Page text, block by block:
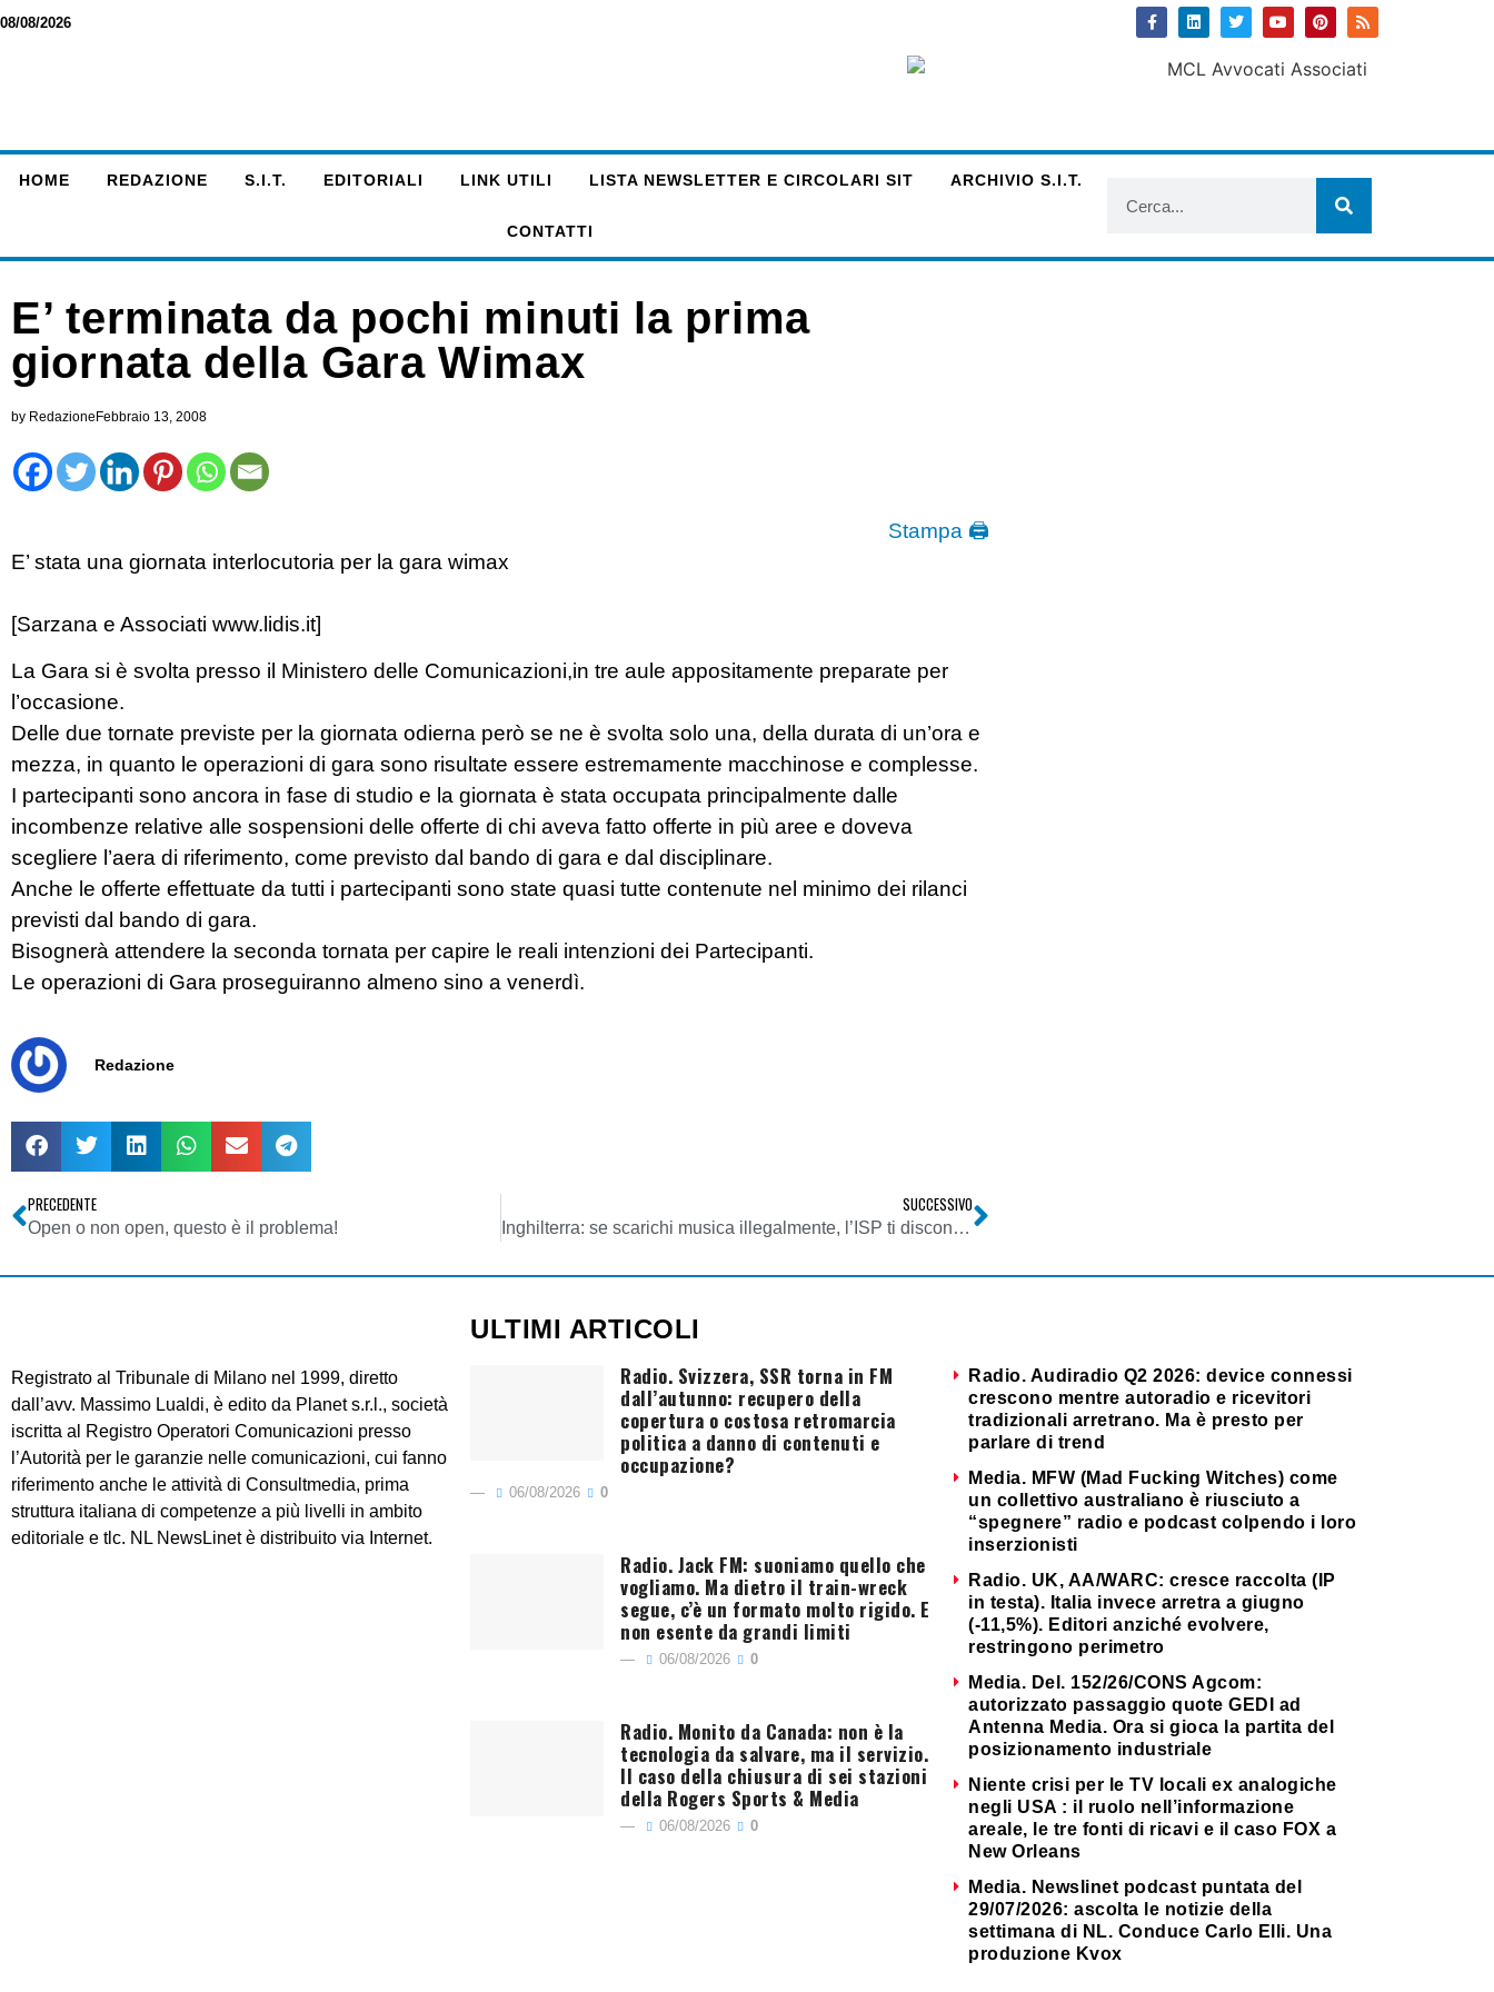
08/08/2026
HOME REDAZIONE S.I.T. EDITORIALI LINK UTILI LISTA NEWSLETTER E CIRCOLARI SIT ARCHIVIO S.I.T.
CONTATTI
E’ terminata da pochi minuti la prima
giornata della Gara Wimax
by Redazione Febbraio 13, 2008
Stampa 🖨
E’ stata una giornata interlocutoria per la gara wimax
[Sarzana e Associati www.lidis.it]
La Gara si è svolta presso il Ministero delle Comunicazioni,in tre aule appositamente preparate per
l’occasione.
Delle due tornate previste per la giornata odierna però se ne è svolta solo una, della durata di un’ora e
mezza, in quanto le operazioni di gara sono risultate essere estremamente macchinose e complesse.
I partecipanti sono ancora in fase di studio e la giornata è stata occupata principalmente dalle
incombenze relative alle sospensioni delle offerte di chi aveva fatto offerte in più aree e doveva
scegliere l’aera di riferimento, come previsto dal bando di gara e dal disciplinare.
Anche le offerte effettuate da tutti i partecipanti sono state quasi tutte contenute nel minimo dei rilanci
previsti dal bando di gara.
Bisognerà attendere la seconda tornata per capire le reali intenzioni dei Partecipanti.
Le operazioni di Gara proseguiranno almeno sino a venerdì.
Redazione
PRECEDENTE
Open o non open, questo è il problema!
SUCCESSIVO
Inghilterra: se scarichi musica illegalmente, l’ISP ti disconnette
Registrato al Tribunale di Milano nel 1999, diretto
dall’avv. Massimo Lualdi, è edito da Planet s.r.l., società
iscritta al Registro Operatori Comunicazioni presso
l’Autorità per le garanzie nelle comunicazioni, cui fanno
riferimento anche le attività di Consultmedia, prima
struttura italiana di competenze a più livelli in ambito
editoriale e tlc. NL NewsLinet è distribuito via Internet.
ULTIMI ARTICOLI
Radio. Svizzera, SSR torna in FM
dall’autunno: recupero della
copertura o costosa retromarcia
politica a danno di contenuti e
occupazione?
06/08/2026 0
Radio. Jack FM: suoniamo quello che
vogliamo. Ma dietro il train-wreck
segue, c’è un formato molto rigido. E
non esente da grandi limiti
06/08/2026 0
Radio. Monito da Canada: non è la
tecnologia da salvare, ma il servizio.
Il caso della chiusura di sei stazioni
della Rogers Sports & Media
06/08/2026 0
Radio. Audiradio Q2 2026: device connessi
crescono mentre autoradio e ricevitori
tradizionali arretrano. Ma è presto per
parlare di trend
Media. MFW (Mad Fucking Witches) come
un collettivo australiano è riusciuto a
“spegnere” radio e podcast colpendo i loro
inserzionisti
Radio. UK, AA/WARC: cresce raccolta (IP
in testa). Italia invece arretra a giugno
(-11,5%). Editori anziché evolvere,
restringono perimetro
Media. Del. 152/26/CONS Agcom:
autorizzato passaggio quote GEDI ad
Antenna Media. Ora si gioca la partita del
posizionamento industriale
Niente crisi per le TV locali ex analogiche
negli USA : il ruolo nell’informazione
areale, le tre fonti di ricavi e il caso FOX a
New Orleans
Media. Newslinet podcast puntata del
29/07/2026: ascolta le notizie della
settimana di NL. Conduce Carlo Elli. Una
produzione Kvox